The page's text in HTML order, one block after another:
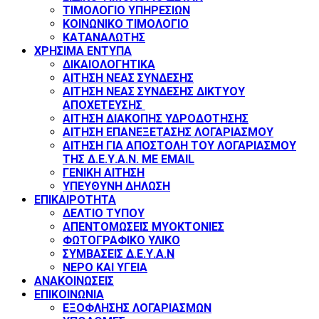
ΤΙΜΟΛΟΓΙΟ ΥΠΗΡΕΣΙΩΝ
ΚΟΙΝΩΝΙΚΟ ΤΙΜΟΛΟΓΙΟ
ΚΑΤΑΝΑΛΩΤΗΣ
ΧΡΗΣΙΜΑ ΕΝΤΥΠΑ
ΔΙΚΑΙΟΛΟΓΗΤΙΚΑ
ΑΙΤΗΣΗ ΝΕΑΣ ΣΥΝΔΕΣΗΣ
ΑΙΤΗΣΗ ΝΕΑΣ ΣΥΝΔΕΣΗΣ ΔΙΚΤΥΟΥ
ΑΠΟΧΕΤΕΥΣΗΣ
ΑΙΤΗΣΗ ΔΙΑΚΟΠΗΣ ΥΔΡΟΔΟΤΗΣΗΣ
ΑΙΤΗΣΗ ΕΠΑΝΕΞΕΤΑΣΗΣ ΛΟΓΑΡΙΑΣΜΟΥ
ΑΙΤΗΣΗ ΓΙΑ ΑΠΟΣΤΟΛΗ ΤΟΥ ΛΟΓΑΡΙΑΣΜΟΥ
ΤΗΣ Δ.Ε.Υ.Α.Ν. ΜΕ EMAIL
ΓΕΝΙΚΗ ΑΙΤΗΣΗ
ΥΠΕΥΘΥΝΗ ΔΗΛΩΣΗ
ΕΠΙΚΑΙΡΟΤΗΤΑ
ΔΕΛΤΙΟ ΤΥΠΟΥ
ΑΠΕΝΤΟΜΩΣΕΙΣ ΜΥΟΚΤΟΝΙΕΣ
ΦΩΤΟΓΡΑΦΙΚΟ ΥΛΙΚΟ
ΣΥΜΒΑΣΕΙΣ Δ.Ε.Υ.Α.Ν
ΝΕΡΟ ΚΑΙ ΥΓΕΙΑ
ΑΝΑΚΟΙΝΩΣΕΙΣ
ΕΠΙΚΟΙΝΩΝΙΑ
ΕΞΟΦΛΗΣΗΣ ΛΟΓΑΡΙΑΣΜΩΝ